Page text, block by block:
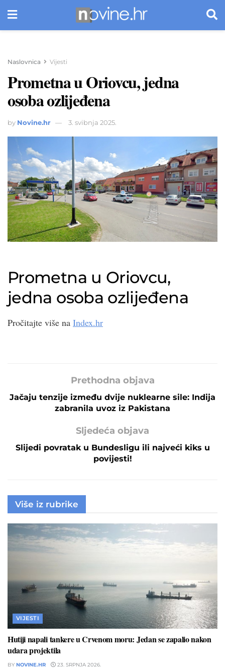
Naslovnica Vijesti
Prometna u Oriovcu, jedna
osoba ozlijeđena
by Novine.hr 3. svibnja 2025.
Prometna u Oriovcu,
jedna osoba ozlijeđena
Pročitajte više na Index.hr
Prethodna objava
Jačaju tenzije između dvije nuklearne sile: Indija
zabranila uvoz iz Pakistana
Sljedeća objava
Slijedi povratak u Bundesligu ili najveći kiks u
povijesti!
Više iz rubrike
VIJESTI
Hutiji napali tankere u Crvenom moru: Jedan se zapalio nakon
udara projektila
BY NOVINE.HR 23. SRPNJA 2026.